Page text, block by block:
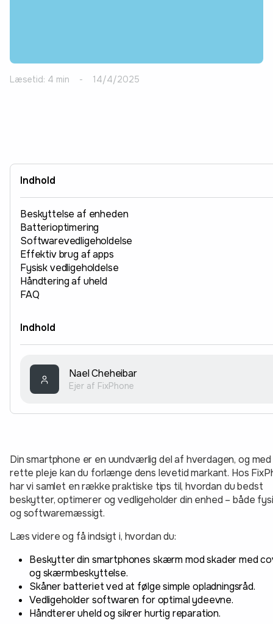
Læsetid: 4 min - 14/4/2025
Indhold
Beskyttelse af enheden
Batterioptimering
Softwarevedligeholdelse
Effektiv brug af apps
Fysisk vedligeholdelse
Håndtering af uheld
FAQ
Indhold
Nael Cheheibar
Ejer af FixPhone
Din smartphone er en uundværlig del af hverdagen, og
rette pleje kan du forlænge dens levetid markant. Hos
har vi samlet en række praktiske tips til, hvordan du bedst
beskytter, optimerer og vedligeholder din enhed – både
og softwaremæssigt.
Læs videre og få indsigt i, hvordan du:
Beskytter din smartphones skærm mod skader med
og skærmbeskyttelse.
Skåner batteriet ved at følge simple opladningsråd.
Vedligeholder softwaren for optimal ydeevne.
Håndterer uheld og sikrer hurtig reparation.